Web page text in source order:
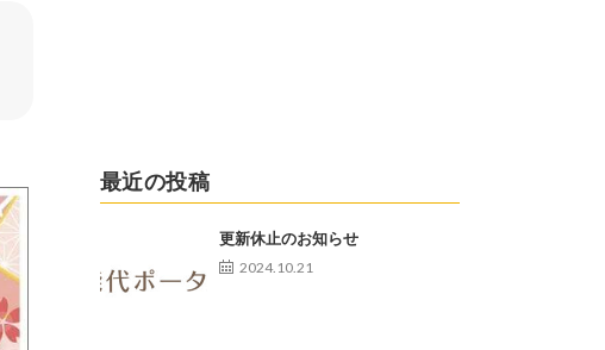
最近の投稿
更新休止のお知らせ
2024.10.21